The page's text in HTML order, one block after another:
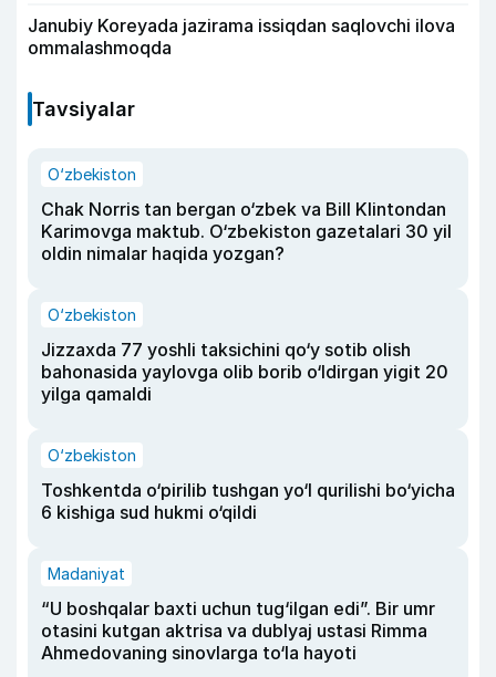
Janubiy Koreyada jazirama issiqdan saqlovchi ilova
ommalashmoqda
Tavsiyalar
O‘zbekiston
Chak Norris tan bergan o‘zbek va Bill Klintondan
Karimovga maktub. O‘zbekiston gazetalari 30 yil
oldin nimalar haqida yozgan?
O‘zbekiston
Jizzaxda 77 yoshli taksichini qo‘y sotib olish
bahonasida yaylovga olib borib o‘ldirgan yigit 20
yilga qamaldi
O‘zbekiston
Toshkentda o‘pirilib tushgan yo‘l qurilishi bo‘yicha
6 kishiga sud hukmi o‘qildi
Madaniyat
“U boshqalar baxti uchun tug‘ilgan edi”. Bir umr
otasini kutgan aktrisa va dublyaj ustasi Rimma
Ahmedovaning sinovlarga to‘la hayoti